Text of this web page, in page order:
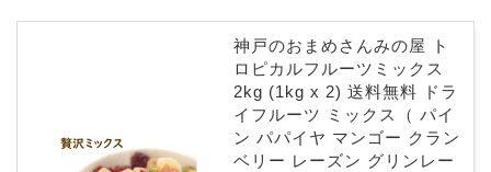
神戸のおまめさんみの屋 ト
ロピカルフルーツミックス
2kg (1kg x 2) 送料無料 ドラ
イフルーツ ミックス（ パイ
ン パパイヤ マンゴー クラン
ベリー レーズン グリンレー